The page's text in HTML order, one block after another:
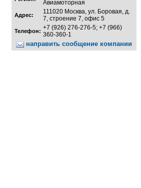
Авиамоторная
Адрес:
111020 Москва, ул. Боровая, д.
7, строение 7, офис 5
Телефон: +7 (926) 276-276-5; +7 (966)
360-360-1
направить сообщение компании